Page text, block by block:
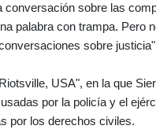
sobre las
palabra con trampa. Pero
sobre
USA", en la que
por la policía y el
por los derechos civiles.